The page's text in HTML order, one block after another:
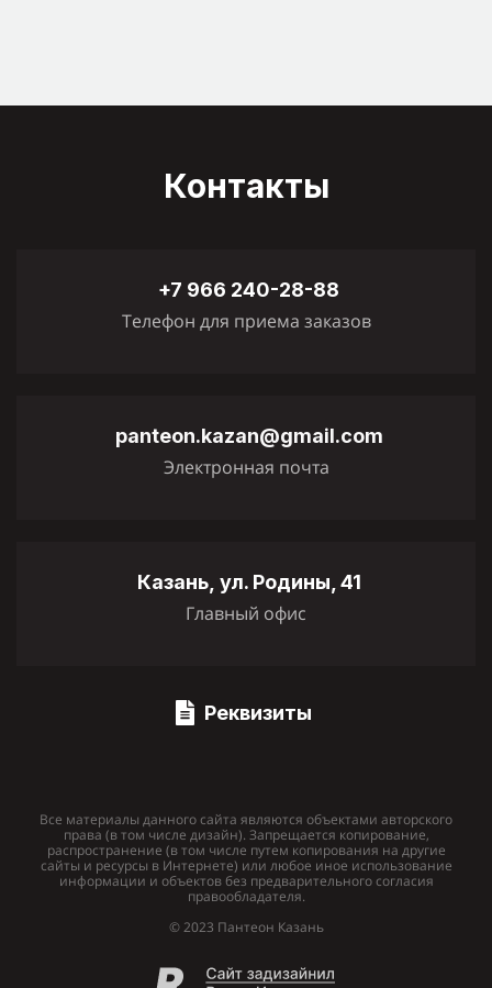
Контакты
+7 966 240-28-88
Телефон для приема заказов
panteon.kazan@gmail.com
Электронная почта
Казань, ул. Родины, 41
Главный офис
Реквизиты
Все материалы данного сайта являются объектами авторского
права (в том числе дизайн). Запрещается копирование,
распространение (в том числе путем копирования на другие
сайты и ресурсы в Интернете) или любое иное использование
информации и объектов без предварительного согласия
правообладателя.
© 2023 Пантеон Казань